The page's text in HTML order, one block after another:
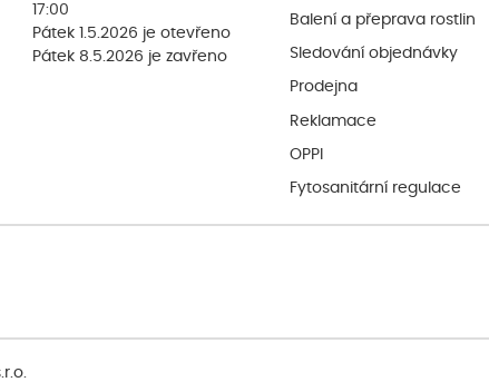
17:00
Pátek 1.5.2026 je otevřeno
Pátek 8.5.2026 je zavřeno
Balení a přeprava rostlin
Sledování objednávky
Prodejna
Reklamace
OPPI
Fytosanitární regulace